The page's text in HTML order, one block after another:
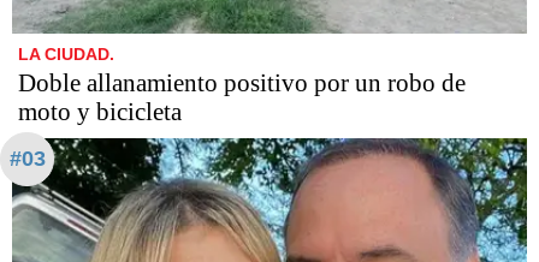
LA CIUDAD.
Doble allanamiento positivo por un robo de
moto y bicicleta
#03